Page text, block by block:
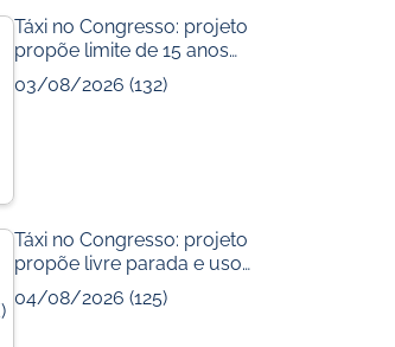
Táxi no Congresso: projeto
propõe limite de 15 anos…
03/08/2026 (132)
Táxi no Congresso: projeto
propõe livre parada e uso…
04/08/2026 (125)